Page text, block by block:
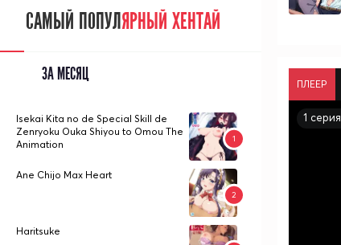
ПЛЕЕР
1 серия
САМЫЙ ПОПУЛЯРНЫЙ ХЕНТАЙ
ЗА МЕСЯЦ
Isekai Kita no de Special Skill de
Zenryoku Ouka Shiyou to Omou The
Animation
Ane Chijo Max Heart
Haritsuke